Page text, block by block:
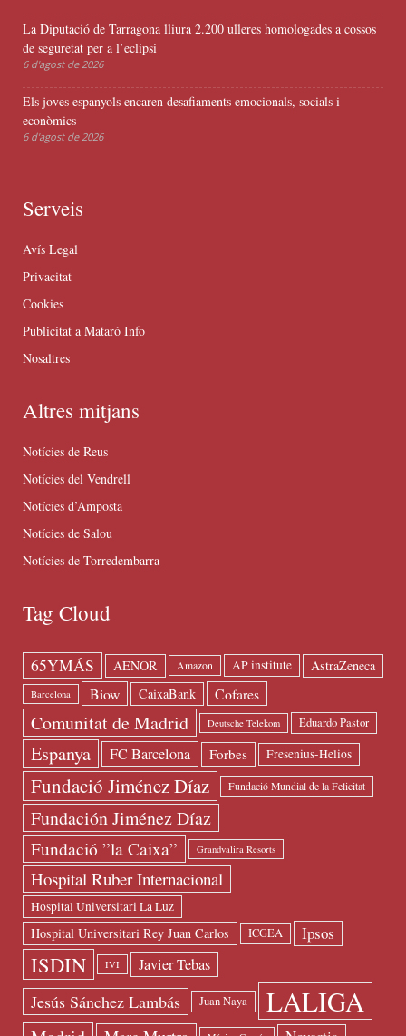
La Diputació de Tarragona lliura 2.200 ulleres homologades a cossos
de seguretat per a l’eclipsi
6 d'agost de 2026
Els joves espanyols encaren desafiaments emocionals, socials i
econòmics
6 d'agost de 2026
Serveis
Avís Legal
Privacitat
Cookies
Publicitat a Mataró Info
Nosaltres
Altres mitjans
Notícies de Reus
Notícies del Vendrell
Notícies d’Amposta
Notícies de Salou
Notícies de Torredembarra
Tag Cloud
65YMÁS AENOR Amazon AP institute AstraZeneca
Barcelona Biow CaixaBank Cofares
Comunitat de Madrid Deutsche Telekom Eduardo Pastor
Espanya FC Barcelona Forbes Fresenius-Helios
Fundació Jiménez Díaz Fundació Mundial de la Felicitat
Fundación Jiménez Díaz
Fundació ”la Caixa” Grandvalira Resorts
Hospital Ruber Internacional
Hospital Universitari La Luz
Hospital Universitari Rey Juan Carlos ICGEA Ipsos
ISDIN IVI Javier Tebas
Jesús Sánchez Lambás Juan Naya LALIGA